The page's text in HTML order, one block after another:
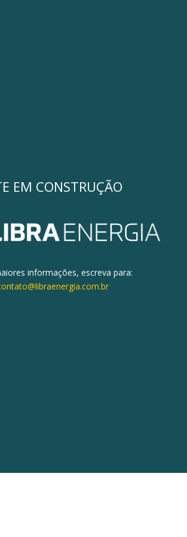
EM CONSTRUÇÃO
informações, escreva para: